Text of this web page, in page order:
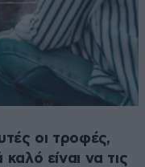
οι τροφές,
είναι να τις